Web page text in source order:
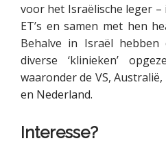
voor het Israëlische leger –
ET’s en samen met hen
Behalve in Israël hebben
diverse ‘klinieken’
waaronder de VS,
en Nederland.
Interesse?